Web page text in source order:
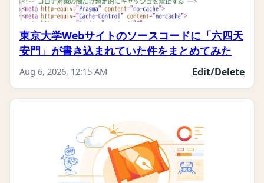
東京大学Webサイトのソースコードに「六四天
安門」が書き込まれていた件をまとめてみた
Aug 6, 2026, 12:15 AM Edit/Delete